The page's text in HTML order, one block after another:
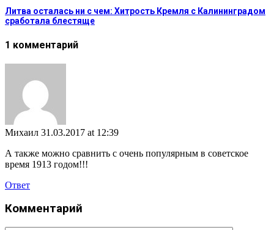
Литва осталась ни с чем: Хитрость Кремля с Калининградом
сработала блестяще
1 комментарий
Михаил 31.03.2017 at 12:39
А также можно сравнить с очень популярным в советское
время 1913 годом!!!
Ответ
Комментарий